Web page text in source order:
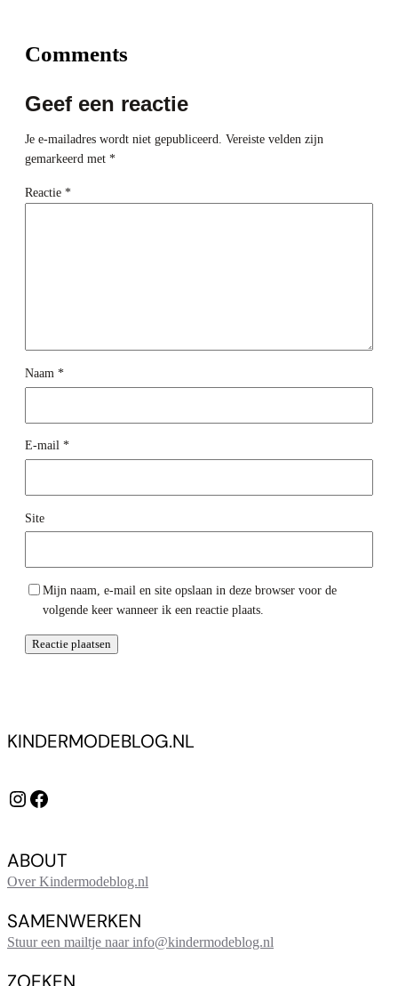
Comments
Geef een reactie
Je e-mailadres wordt niet gepubliceerd. Vereiste velden zijn
gemarkeerd met *
Reactie *
Naam *
E-mail *
Site
Mijn naam, e-mail en site opslaan in deze browser voor de
volgende keer wanneer ik een reactie plaats.
KINDERMODEBLOG.NL
Instagram Facebook
ABOUT
Over Kindermodeblog.nl
SAMENWERKEN
Stuur een mailtje naar info@kindermodeblog.nl